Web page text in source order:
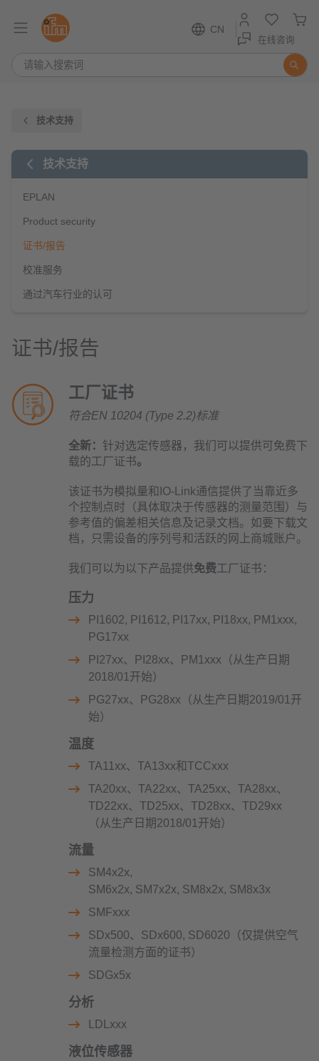
CN
在线咨询
技术支持
技术支持
EPLAN
Product security
证书/报告
校准服务
通过汽车行业的认可
证书/报告
工厂证书
符合EN 10204 (Type 2.2)标准
全新： 针对选定传感器，我们可以提供可免费下
载的工厂证书。
该证书为模拟量和IO-Link通信提供了当靠近多
个控制点时（具体取决于传感器的测量范围）与
参考值的偏差相关信息及记录文档。如要下载文
档，只需设备的序列号和活跃的网上商城账户。
我们可以为以下产品提供免费工厂证书：
压力
PI1602, PI1612, PI17xx, PI18xx, PM1xxx,
PG17xx
PI27xx、PI28xx、PM1xxx（从生产日期
2018/01开始）
PG27xx、PG28xx（从生产日期2019/01开
始）
温度
TA11xx、TA13xx和TCCxxx
TA20xx、TA22xx、TA25xx、TA28xx、
TD22xx、TD25xx、TD28xx、TD29xx
（从生产日期2018/01开始）
流量
SM4x2x,
SM6x2x, SM7x2x, SM8x2x, SM8x3x
SMFxxx
SDx500、SDx600, SD6020（仅提供空气
流量检测方面的证书）
SDGx5x
分析
LDLxxx
液位传感器